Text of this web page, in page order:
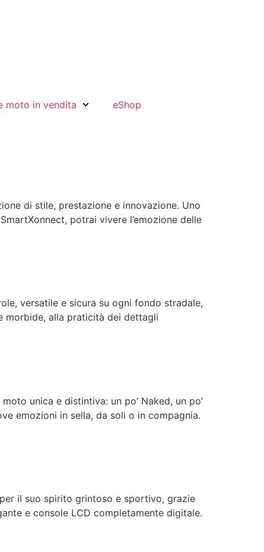
moto in vendita eShop
di stile, prestazione e innovazione. Uno
potrai vivere l’emozione delle
versatile e sicura su ogni fondo stradale,
morbide, alla praticità dei dettagli
unica e distintiva: un po’ Naked, un po’
emozioni in sella, da soli o in compagnia.
il suo spirito grintoso e sportivo, grazie
e console LCD completamente digitale.